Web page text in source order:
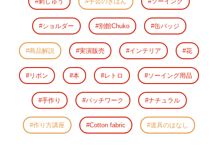
ショルダー 別館Chuko 缶バッジ
商品解説 実演販売 インテリア 花
リボン 本 レトロ ソーイング用品
手作り パッチワーク ナチュラル
作り方講座 Cotton fabric 道具のはなし